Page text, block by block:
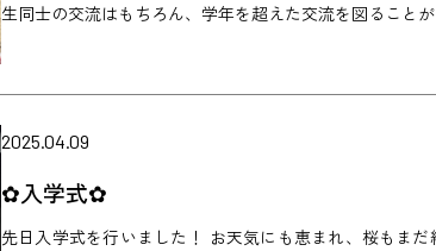
生同士の交流はもちろん、学年を超えた交流を図ること
2025.04.09
✿入学式✿
先日入学式を行いました！ お天気にも恵まれ、桜もま